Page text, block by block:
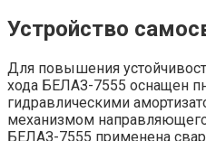
Устройство
Для повышения
хода БЕЛАЗ-7555 оснащен
гидравлическими
механизмом направляющего
БЕЛАЗ-7555 применена